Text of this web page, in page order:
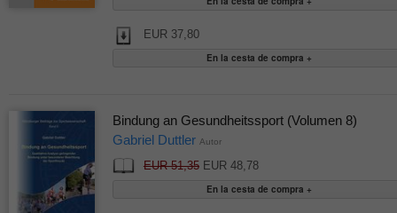
EUR 37,80
Bindung an Gesundheitssport (Volumen 8)
Gabriel Duttler Autor
EUR 51,35EUR 48,78